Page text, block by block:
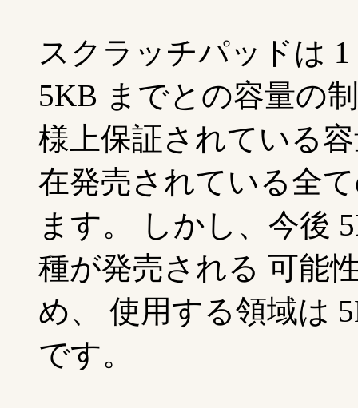
スクラッチパッドは
5KB までとの容量の
様上保証されている
在発売されている全
ます。 しかし、今後
種が発売される 可能
め、 使用する領域は
です。